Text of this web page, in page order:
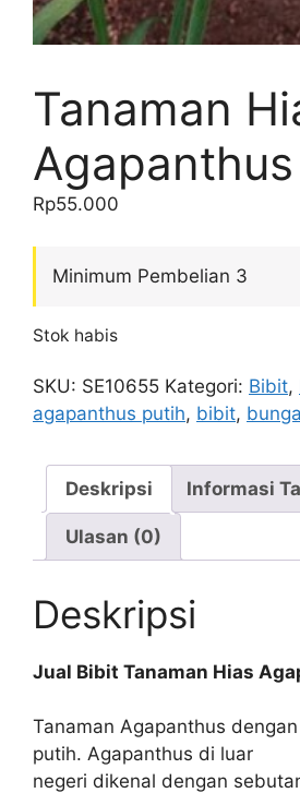
Tanaman
Rp55.000
Minimum Pembelian 3
Stok habis
SKU: SE10655 Kategori: Bibit,
agapanthus putih, bibit, bunga
Deskripsi Informasi
Ulasan (0)
Deskripsi
Jual Bibit Tanaman Hias
Tanaman Agapanthus
putih. Agapanthus di luar
negeri dikenal dengan